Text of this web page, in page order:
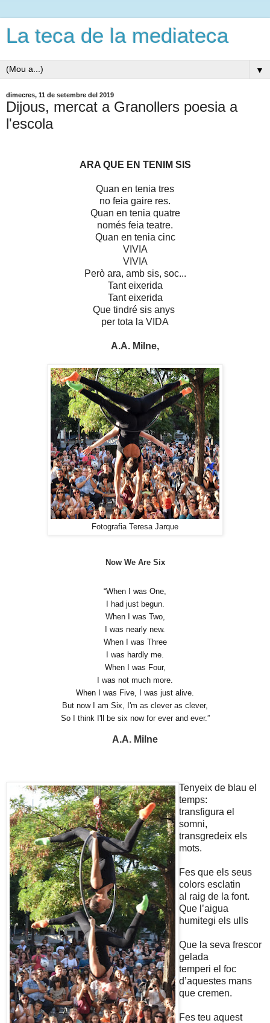
La teca de la mediateca
▼
dimecres, 11 de setembre del 2019
Dijous, mercat a Granollers poesia a
l'escola
ARA QUE EN TENIM SIS
Quan en tenia tres
no feia gaire res.
Quan en tenia quatre
només feia teatre.
Quan en tenia cinc
VIVIA
VIVIA
Però ara, amb sis, soc...
Tant eixerida
Tant eixerida
Que tindré sis anys
per tota la VIDA
A.A. Milne,
Fotografia Teresa Jarque
Now We Are Six
“When I was One,
I had just begun.
When I was Two,
I was nearly new.
When I was Three
I was hardly me.
When I was Four,
I was not much more.
When I was Five, I was just alive.
But now I am Six, I'm as clever as clever,
So I think I'll be six now for ever and ever.”
A.A. Milne
Tenyeix de blau el
temps:
transfigura el
somni,
transgredeix els
mots.
Fes que els seus
colors esclatin
al raig de la font.
Que l’aigua
humitegi els ulls
Que la seva frescor
gelada
temperi el foc
d’aquestes mans
que cremen.
Fes teu aquest